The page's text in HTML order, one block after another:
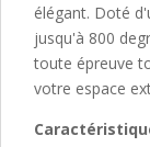
élégant. Doté
jusqu'à 800
toute épreuve
votre espace